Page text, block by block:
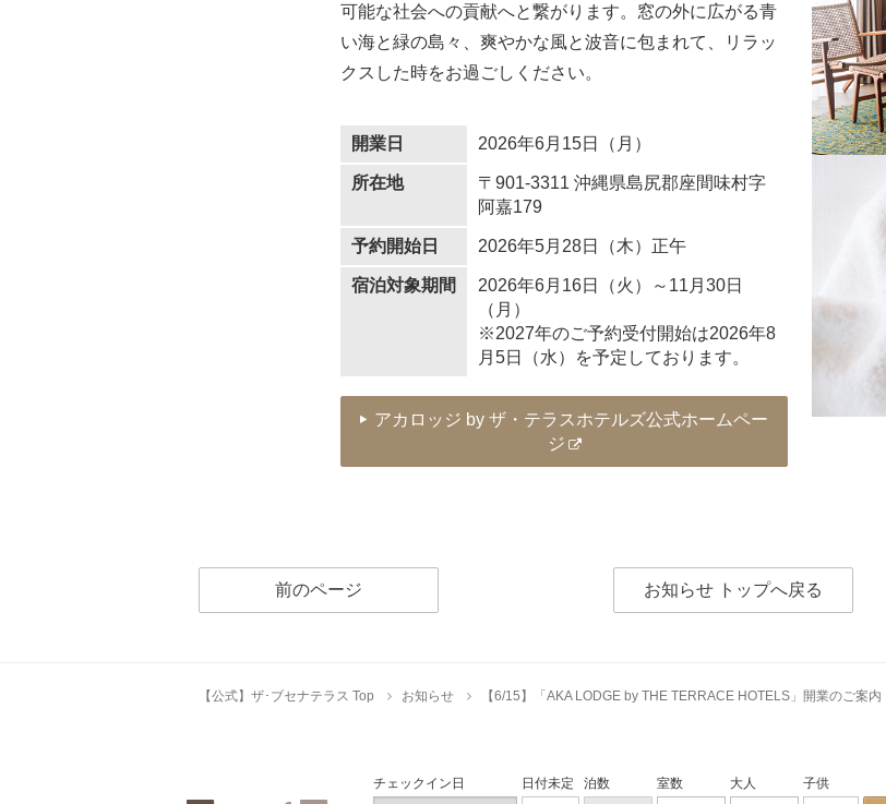
可能な社会への貢献へと繋がります。窓の外に広がる青
い海と緑の島々、爽やかな風と波音に包まれて、リラッ
クスした時をお過ごしください。
開業日 2026年6月15日（月）
所在地
〒901-3311 沖縄県島尻郡座間味村字
阿嘉179
予約開始日 2026年5月28日（木）正午
宿泊対象期間
2026年6月16日（火）～11月30日
（月）
※2027年のご予約受付開始は2026年8
月5日（水）を予定しております。
アカロッジ by ザ・テラスホテルズ公式ホームペー
ジ
前のページ お知らせ トップへ戻る
【公式】ザ･ブセナテラス Top お知らせ 【6/15】「AKA LODGE by THE TERRACE HOTELS」開業のご案内
チェックイン日 日付未定 泊数 室数 大人 子供